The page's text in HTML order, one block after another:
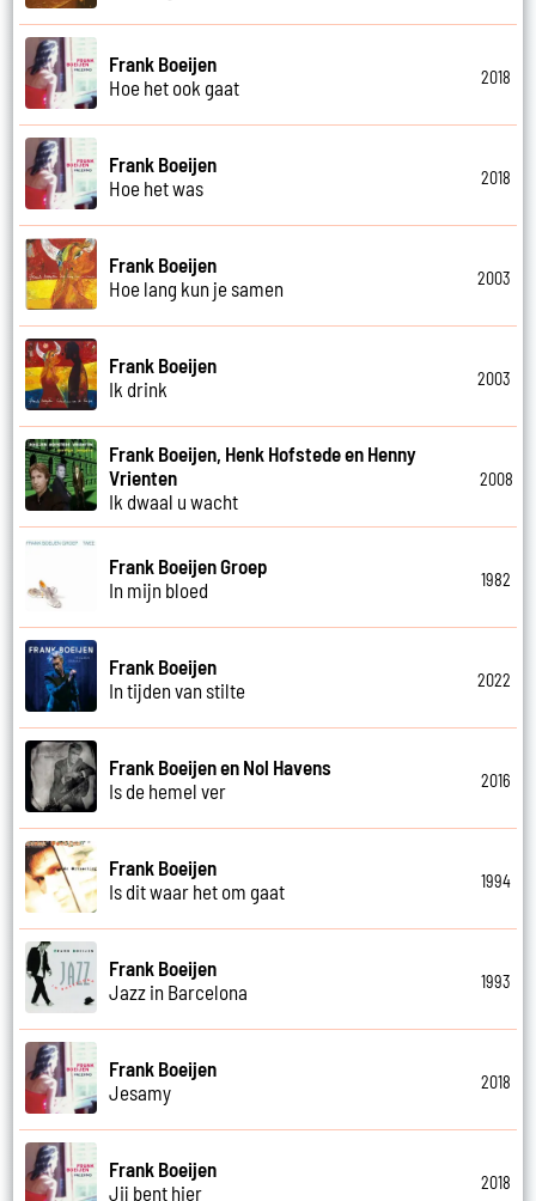
Frank Boeijen
Hoe het ook gaat
2018
Frank Boeijen
Hoe het was
2018
Frank Boeijen
Hoe lang kun je samen
2003
Frank Boeijen
Ik drink
2003
Frank Boeijen, Henk Hofstede en Henny
Vrienten
Ik dwaal u wacht
2008
Frank Boeijen Groep
In mijn bloed
1982
Frank Boeijen
In tijden van stilte
2022
Frank Boeijen en Nol Havens
Is de hemel ver
2016
Frank Boeijen
Is dit waar het om gaat
1994
Frank Boeijen
Jazz in Barcelona
1993
Frank Boeijen
Jesamy
2018
Frank Boeijen
Jij bent hier
2018